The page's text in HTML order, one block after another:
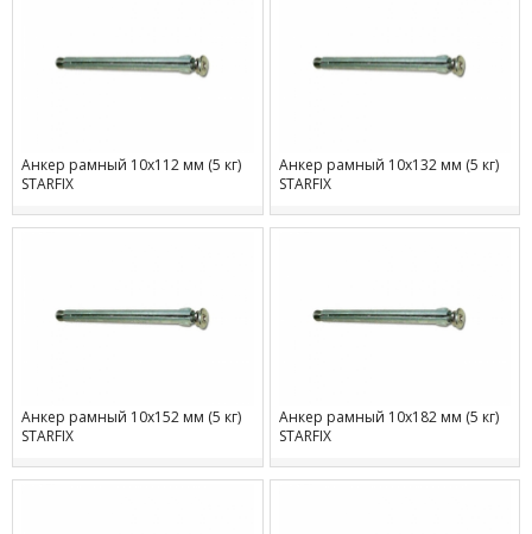
Анкер рамный 10х112 мм (5 кг)
STARFIX
Анкер рамный 10х132 мм (5 кг)
STARFIX
Анкер рамный 10х152 мм (5 кг)
STARFIX
Анкер рамный 10х182 мм (5 кг)
STARFIX